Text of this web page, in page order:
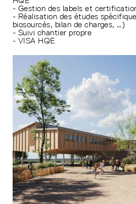
- Gestion des labels et
- Réalisation des études
biosourcés, bilan de charges, …)
- Suivi chantier propre
- VISA HQE